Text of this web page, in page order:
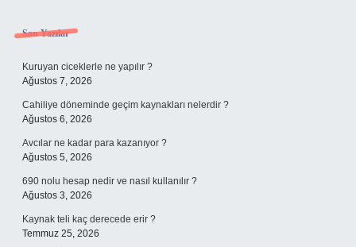
Sidebar
Son Yazılar
Kuruyan ciceklerle ne yapılır ?
Ağustos 7, 2026
Cahiliye döneminde geçim kaynakları nelerdir ?
Ağustos 6, 2026
Avcılar ne kadar para kazanıyor ?
Ağustos 5, 2026
690 nolu hesap nedir ve nasıl kullanılır ?
Ağustos 3, 2026
Kaynak teli kaç derecede erir ?
Temmuz 25, 2026